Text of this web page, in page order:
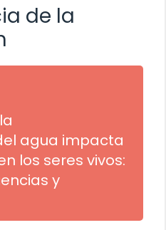
de la
agua impacta
los seres vivos:
y